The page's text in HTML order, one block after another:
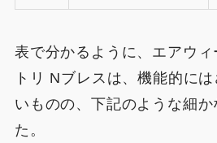
表で分かるように、エアウ
トリ Nブレスは、機能的に
いものの、下記のような細
た。